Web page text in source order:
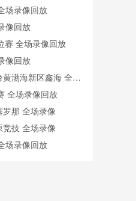
场录像回放
像回放
赛 全场录像回放
像回放
渤海新区鑫海 全场
全场录像回放
那 全场录像
技 全场录像
场录像回放